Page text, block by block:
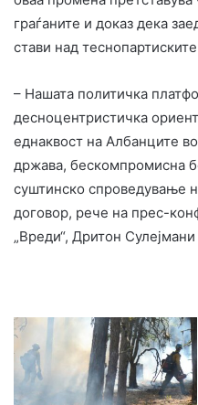
граѓаните и доказ дека
стави над
– Нашата политичка
десноцентристичка
еднаквост на Албанците
држава, бескомпромисна
суштинско спроведување
договор, рече на прес-
„Вреди“, Дритон Сулејмани